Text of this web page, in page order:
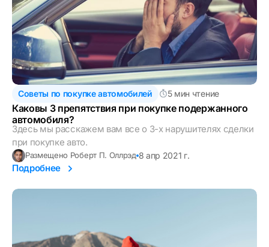
Советы по покупке автомобилей 5 мин чтение
Каковы 3 препятствия при покупке подержанного
автомобиля?
Здесь мы расскажем вам все о 3-х нарушителях сделки
при покупке авто.
Размещено Роберт П. Оллрэд 8 апр 2021 г.
Подробнее